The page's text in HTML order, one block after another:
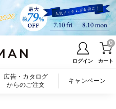
ログイン カート
0
広告・カタログ
からのご注文
キャンペーン